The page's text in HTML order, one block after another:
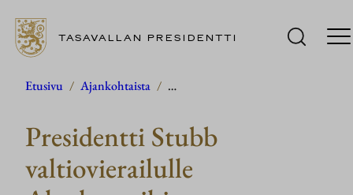
Siirry
TASAVALLAN PRESIDENTTI
Etusivu / Ajankohtaista / …
Presidentti Stubb
valtiovierailulle